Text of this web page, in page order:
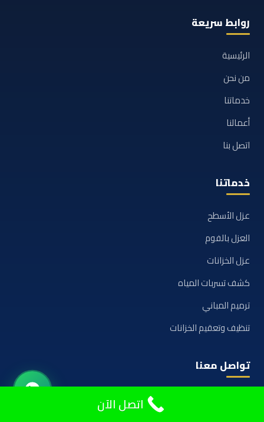
روابط سريعة
الرئيسية
من نحن
خدماتنا
أعمالنا
اتصل بنا
خدماتنا
عزل الأسطح
العزل بالفوم
عزل الخزانات
كشف تسربات المياه
ترميم المباني
تنظيف وتعقيم الخزانات
تواصل معنا
اتصل الآن